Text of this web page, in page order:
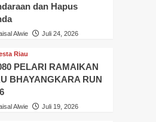
dan Hapus
Alwie Juli 24, 2026
Riau
PELARI RAMAIKAN
BHAYANGKARA RUN
Alwie Juli 19, 2026